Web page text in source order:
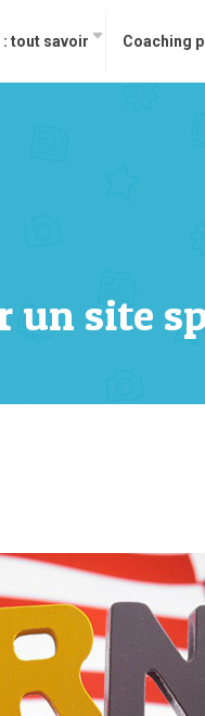
: tout savoir Coaching
un site